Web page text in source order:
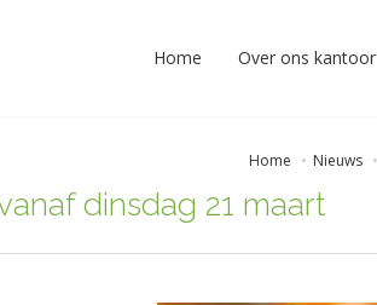
Home Over ons kantoor
Home Nieuws
dinsdag 21 maart